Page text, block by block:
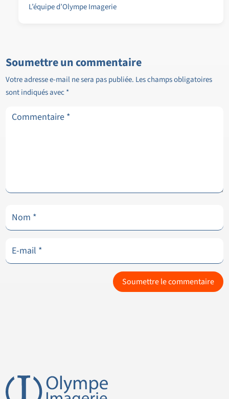
L’équipe d’Olympe Imagerie
Soumettre un commentaire
Votre adresse e-mail ne sera pas publiée. Les champs obligatoires
sont indiqués avec*
Soumettre le commentaire